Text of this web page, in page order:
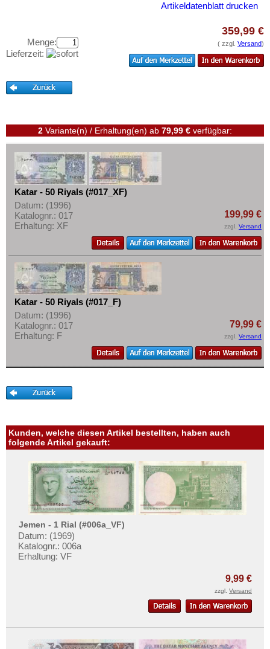
Malaya
Malaya & Britisch Borneo
Malediven
Myanmar
Nagorny Karabach
Nepal
Niederländisch Indien
Nordkorea
Oman
Philippinen
Portugiesisch Indien
Saudi Arabien
Singapur
Sri Lanka
Straits Settlements
Süd-Ossetien
Syrien
Taiwan
Timor
Turkmenistan
Usbekistan
Vereinigte Arabische Emirate
Vietnam
Vietnam Süd
Kataloge
Aufbewahrung
Gutscheine
Kontakt
Informationen
Preislisten
Ankauf
Erhaltungsgrade
Gratisbanknoten
Mehr über...
Zahlungsbedingungen
Privatsphäre und Datenschutz
Widerrufsbelehrung
Liefer- und Versandkosten
AGB
Impressum
Artikeldatenblatt drucken
Menge:
Lieferzeit:
359,99 €
( zzgl. Versand)
2 Variante(n) / Erhaltung(en) ab 79,99 € verfügbar:
Katar - 50 Riyals (#017_XF)
Datum: (1996)
Katalognr.: 017
Erhaltung: XF
199,99 €
zzgl. Versand
Katar - 50 Riyals (#017_F)
Datum: (1996)
Katalognr.: 017
Erhaltung: F
79,99 €
zzgl. Versand
Kunden, welche diesen Artikel bestellten, haben auch
folgende Artikel gekauft:
Jemen - 1 Rial (#006a_VF)
Datum: (1969)
Katalognr.: 006a
Erhaltung: VF
9,99 €
zzgl. Versand